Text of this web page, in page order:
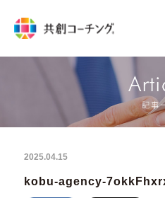
2025.04.15
kobu-agency-